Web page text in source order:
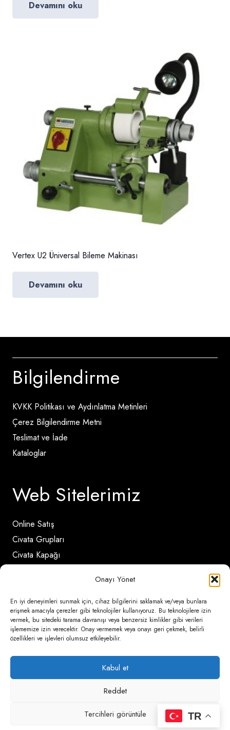
Onayı Yönet
En iyi deneyimleri sunmak için, cihaz bilgilerini saklamak ve/veya bunlara
erişmek amacıyla çerezler gibi teknolojiler kullanıyoruz. Bu teknolojilere izin
vermek, bu sitedeki tarama davranışı veya benzersiz kimlikler gibi verileri
işlememize izin verecektir. Onay vermemek veya onayı geri çekmek, belirli
özellikleri ve işlevleri olumsuz etkileyebilir.
Kabul et
Reddet
Tercihleri görüntüle
Devamını oku
Vertex U2 Üniversal Bileme Makinası
Devamını oku
Bilgilendirme
KVKK Politikası ve Aydınlatma Metinleri
Çerez Bilgilendirme Metni
Teslimat ve İade
Kataloglar
Web Sitelerimiz
Online Satış
Civata Grupları
Civata Kapağı
İletişim Detayları
Ömerli Mahallesi Risalet Sokak No:6/A (Hadımköy)
– Arnavutköy / İstanbul
0535 500 08 14
TR